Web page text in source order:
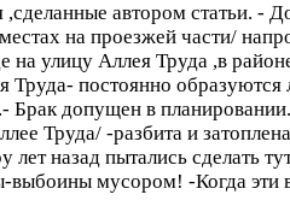
автором статьи. -
на проезжей части/
улицу Аллея Труда ,в
Труда- постоянно
Брак допущен в
Труда/ -разбита и
лет назад пытались сделать
выбоины мусором! -Когда эти